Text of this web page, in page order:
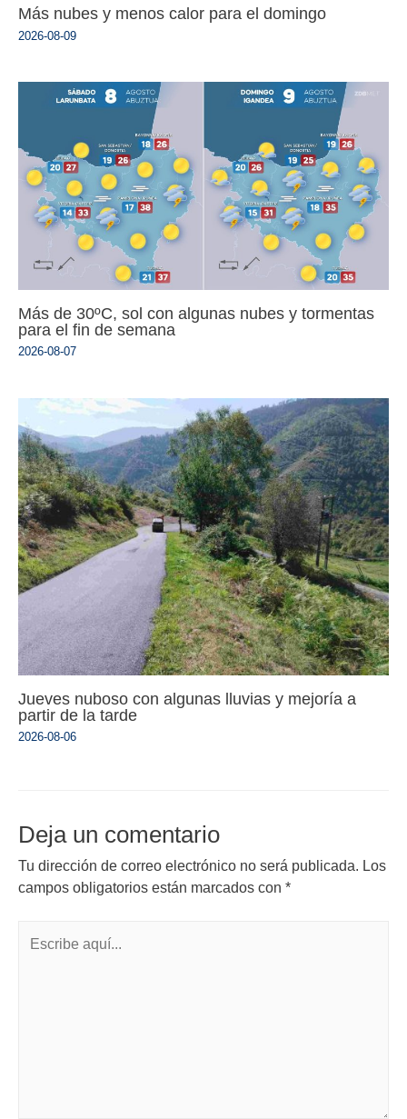
Más nubes y menos calor para el domingo
2026-08-09
Más de 30ºC, sol con algunas nubes y tormentas
para el fin de semana
2026-08-07
Jueves nuboso con algunas lluvias y mejoría a
partir de la tarde
2026-08-06
Deja un comentario
Tu dirección de correo electrónico no será publicada. Los
campos obligatorios están marcados con *